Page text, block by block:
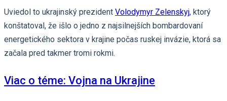
Uviedol to ukrajinský prezident Volodymyr Zelenskyj, ktorý
konštatoval, že išlo o jedno z najsilnejších bombardovaní
energetického sektora v krajine počas ruskej invázie, ktorá sa
začala pred takmer tromi rokmi.
Viac o téme: Vojna na Ukrajine